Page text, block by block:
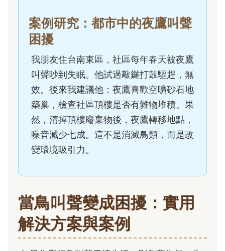
案例研究：都市中的夜鷹叫聲
困擾
我朋友住台南東區，社區每年春天被夜鷹
叫聲吵到失眠。他試過敲鑼打鼓驅趕，無
效。後來我建議他：夜鷹喜歡空曠砂石地
築巢，檢查社區頂樓是否有雜物堆積。果
然，清掉頂樓廢棄物後，夜鷹轉移地點，
噪音減少七成。這不是消滅鳥類，而是改
變環境吸引力。
當鳥叫聲變成困擾：實用
解決方案與案例